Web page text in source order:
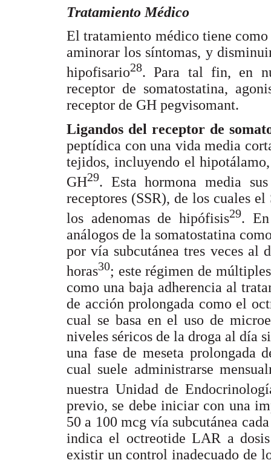
Tratamiento Médico
El tratamiento médico tiene
aminorar los síntomas, y
hipofisario28. Para tal fin, en
receptor de somatostatina,
receptor de GH pegvisomant.
Ligandos del receptor de
peptídica con una vida media
tejidos, incluyendo el
GH29. Esta hormona media
receptores (SSR), de los cuales
los adenomas de hipófisis29.
análogos de la somatostatina
por vía subcutánea tres veces al
horas30; este régimen de
como una baja adherencia al
de acción prolongada como el
cual se basa en el uso de
niveles séricos de la droga al día
una fase de meseta prolongada
cual suele administrarse
nuestra Unidad de
previo, se debe iniciar con una
50 a 100 mcg vía subcutánea
indica el octreotide LAR a
existir un control inadecuado de